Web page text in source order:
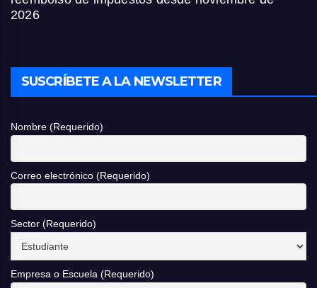
2026
SUSCRÍBETE A LA NEWSLETTER
Nombre (Requerido)
Correo electrónico (Requerido)
Sector (Requerido)
Empresa o Escuela (Requerido)